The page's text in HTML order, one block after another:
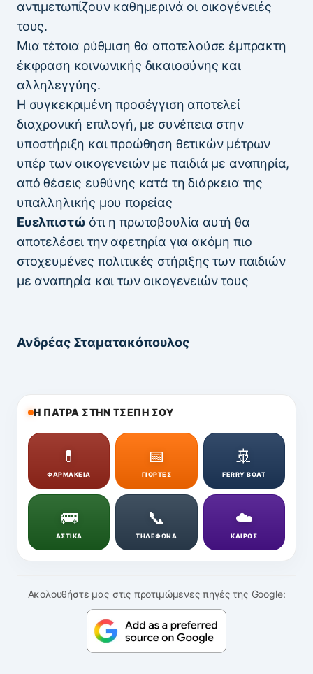
αντιμετωπίζουν καθημερινά οι οικογένειές
τους.
Μια τέτοια ρύθμιση θα αποτελούσε έμπρακτη
έκφραση κοινωνικής δικαιοσύνης και
αλληλεγγύης.
Η συγκεκριμένη προσέγγιση αποτελεί
διαχρονική επιλογή, με συνέπεια στην
υποστήριξη και προώθηση θετικών μέτρων
υπέρ των οικογενειών με παιδιά με αναπηρία,
από θέσεις ευθύνης κατά τη διάρκεια της
υπαλληλικής μου πορείας
Ευελπιστώ ότι η πρωτοβουλία αυτή θα
αποτελέσει την αφετηρία για ακόμη πιο
στοχευμένες πολιτικές στήριξης των παιδιών
με αναπηρία και των οικογενειών τους
Ανδρέας Σταματακόπουλος
Η ΠΑΤΡΑ ΣΤΗΝ ΤΣΕΠΗ ΣΟΥ
💊
ΦΑΡΜΑΚΕΙΑ
📅
ΓΙΟΡΤΕΣ
🚢
FERRY BOAT
🚌
ΑΣΤΙΚΑ
📞
ΤΗΛΕΦΩΝΑ
☁️
ΚΑΙΡΟΣ
Ακολουθήστε μας στις προτιμώμενες πηγές της Google: